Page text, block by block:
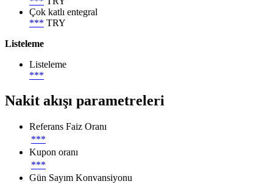
Çok katlı entegral
*** TRY
Listeleme
Listeleme
***
Nakit akışı parametreleri
Referans Faiz Oranı
***
Kupon oranı
***
Gün Sayım Konvansiyonu